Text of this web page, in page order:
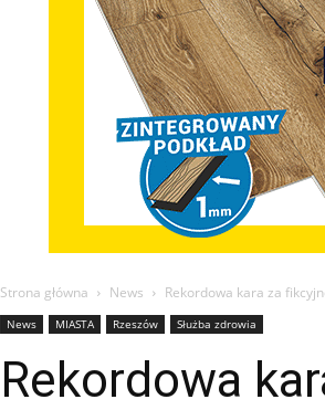
Strona główna News Rekordowa kara za
News MIASTA Rzeszów Służba zdrowia
Rekordowa